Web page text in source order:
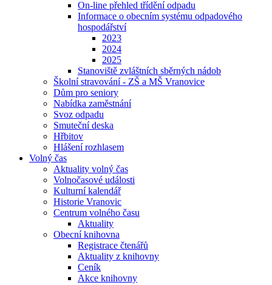
On-line přehled třídění odpadu
Informace o obecním systému odpadového
hospodářství
2023
2024
2025
Stanoviště zvláštních sběrných nádob
Školní stravování - ZŠ a MŠ Vranovice
Dům pro seniory
Nabídka zaměstnání
Svoz odpadu
Smuteční deska
Hřbitov
Hlášení rozhlasem
Volný čas
Aktuality volný čas
Volnočasové události
Kulturní kalendář
Historie Vranovic
Centrum volného času
Aktuality
Obecní knihovna
Registrace čtenářů
Aktuality z knihovny
Ceník
Akce knihovny